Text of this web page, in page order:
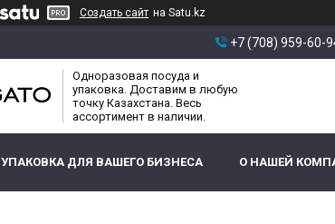
Создать сайт на Satu.kz
+7 (708) 959-60-
Одноразовая посуда и
упаковка. Доставим в любую
точку Казахстана. Весь
ассортимент в наличии.
УПАКОВКА ДЛЯ ВАШЕГО БИЗНЕСА О НАШЕЙ